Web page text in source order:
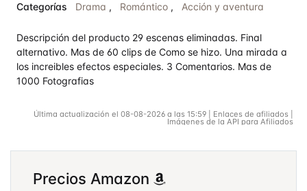
en4.7de
Categorías Drama , Romántico , Acción y aventura
Descripción del producto 29 escenas eliminadas. Final
alternativo. Mas de 60 clips de Como se hizo. Una mirada a
los increibles efectos especiales. 3 Comentarios. Mas de
1000 Fotografias
Última actualización el 08-08-2026 a las 15:59 | Enlaces de afiliados |
Imágenes de la API para Afiliados
Precios Amazon